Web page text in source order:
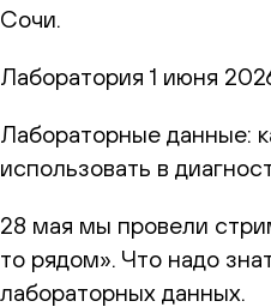
Сочи.
Лаборатория 1 июня
Лабораторные данные:
использовать в
28 мая мы провели
то рядом». Что надо
лабораторных данных.